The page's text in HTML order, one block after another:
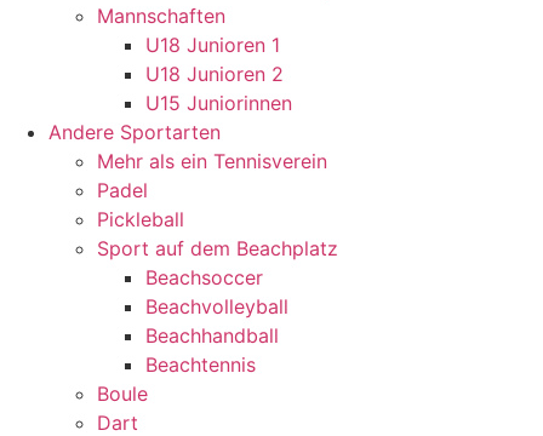
Mannschaften
U18 Junioren 1
U18 Junioren 2
U15 Juniorinnen
Andere Sportarten
Mehr als ein Tennisverein
Padel
Pickleball
Sport auf dem Beachplatz
Beachsoccer
Beachvolleyball
Beachhandball
Beachtennis
Boule
Dart